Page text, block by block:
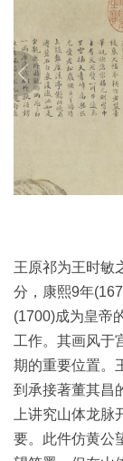
王原祁为王时敏
分，康熙9年
(1700)成为皇帝
工作。其画风于
期的重要位置。
到承接著董其昌
上讲究山体龙
要。此件仿黄公
素
描
画
家
术
/
Artwork
铜
器
陶
瓷